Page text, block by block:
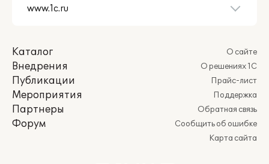
Каталог
Внедрения
Публикации
Мероприятия
Партнеры
Форум
О сайте
О решениях 1С
Прайс-лист
Поддержка
Обратная связь
Сообщить об ошибке
Карта сайта